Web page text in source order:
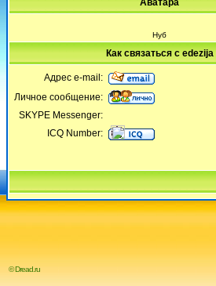
Аватара
Нуб
Как связаться с edezija
Адрес e-mail:
Личное сообщение:
SKYPE Messenger:
ICQ Number:
© Dread.ru